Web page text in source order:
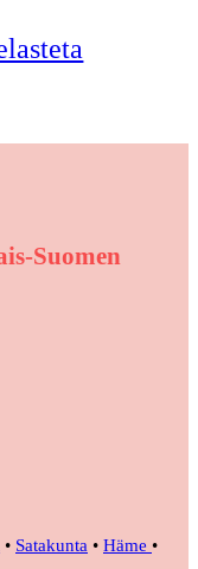
Suomen
• Satakunta • Häme •